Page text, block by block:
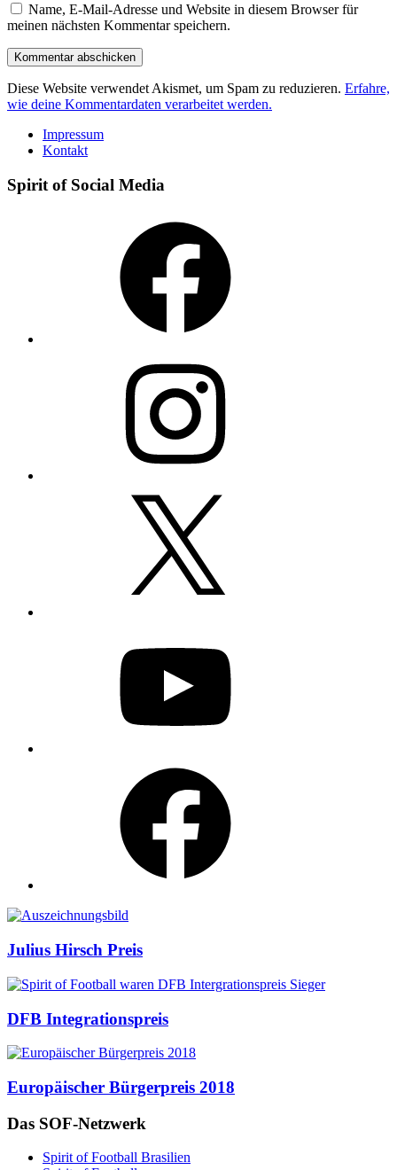
Name, E-Mail-Adresse und Website in diesem Browser für
meinen nächsten Kommentar speichern.
Diese Website verwendet Akismet, um Spam zu reduzieren. Erfahre,
wie deine Kommentardaten verarbeitet werden.
Impressum
Kontakt
Spirit of Social Media
Auszeichnungen
Julius Hirsch Preis
DFB Integrationspreis
Europäischer Bürgerpreis 2018
Das SOF-Netzwerk
Spirit of Football Brasilien